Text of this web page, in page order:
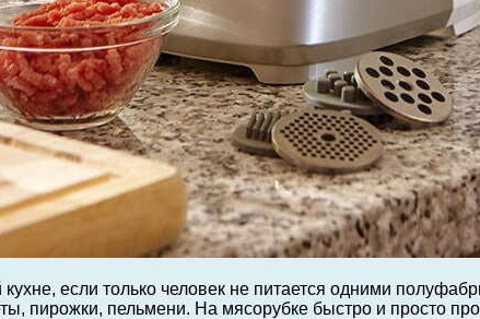
если только человек не питается одними
пирожки, пельмени. На мясорубке быстро и просто